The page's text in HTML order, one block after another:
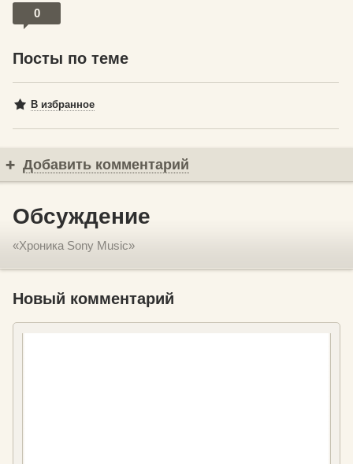
0
Посты по теме
В избранное
Добавить комментарий
Обсуждение
«Хроника Sony Music»
Новый комментарий